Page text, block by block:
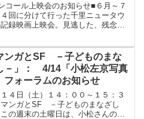
コール上映会のお知らせ■６月～７
４回に分けて行った千里ニュータウ
録映画上映会。見逃した、残念、
アンコール上映会の開催が決定しま
！okkunの解説...
ンガとSF －子どものまな
－」： 4/14「小松左京写真
フォーラムのお知らせ
１４日（土）１４：００～１５：３
マンガとSF －子どものまなざし
この週末の土曜日は、小松さんの作